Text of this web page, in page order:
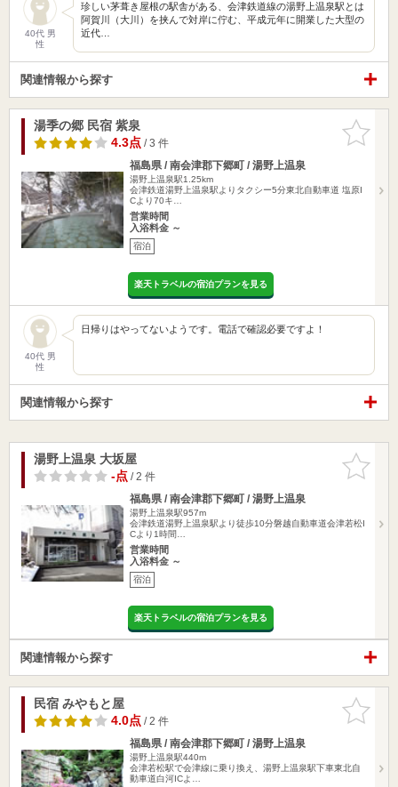
40代 男
性
珍しい茅葺き屋根の駅舎がある、会津鉄道線の湯野上温泉駅とは
阿賀川（大川）を挟んで対岸に佇む、平成元年に開業した大型の
近代…
関連情報から探す
お気に入
りに追加
湯季の郷 民宿 紫泉
4.3点/ 3 件
福島県 / 南会津郡下郷町 / 湯野上温泉
湯野上温泉駅1.25km
会津鉄道湯野上温泉駅よりタクシー5分東北自動車道 塩原I
Cより70キ…
営業時間
入浴料金 ～
宿泊
楽天トラベルの宿泊プランを見る
40代 男
性
日帰りはやってないようです。電話で確認必要ですよ！
関連情報から探す
お気に入
りに追加
湯野上温泉 大坂屋
-点/ 2 件
福島県 / 南会津郡下郷町 / 湯野上温泉
湯野上温泉駅957m
会津鉄道湯野上温泉駅より徒歩10分磐越自動車道会津若松I
Cより1時間…
営業時間
入浴料金 ～
宿泊
楽天トラベルの宿泊プランを見る
関連情報から探す
お気に入
りに追加
民宿 みやもと屋
4.0点/ 2 件
福島県 / 南会津郡下郷町 / 湯野上温泉
湯野上温泉駅440m
会津若松駅で会津線に乗り換え、湯野上温泉駅下車東北自
動車道白河ICよ…